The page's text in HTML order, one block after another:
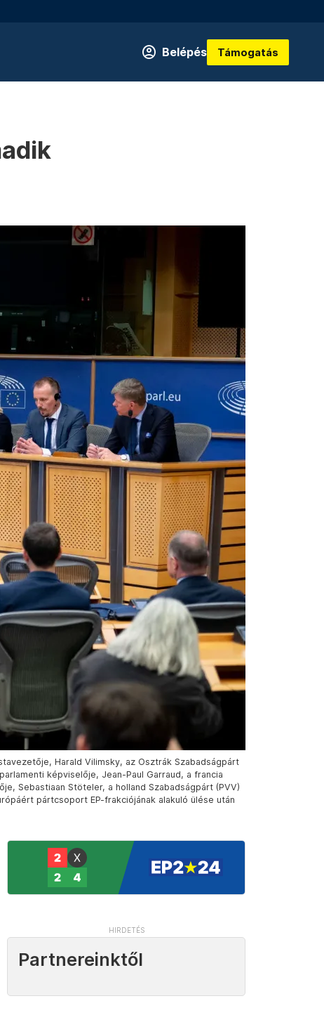
Belépés Támogatás
Harald Vilimsky, az Osztrák Szabadságpárt
képviselője, Jean-Paul Garraud, a francia
Sebastiaan Stöteler, a holland Szabadságpárt (PVV)
pártcsoport EP-frakciójának alakuló ülése után
Partnereinktől